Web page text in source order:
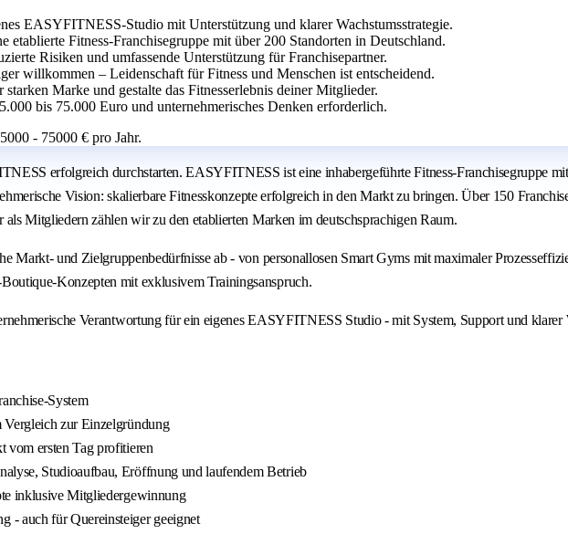
EASYFITNESS-Studio mit Unterstützung und klarer Wachstumsstrategie.
etablierte Fitness-Franchisegruppe mit über 200 Standorten in Deutschland.
Risiken und umfassende Unterstützung für Franchisepartner.
willkommen – Leidenschaft für Fitness und Menschen ist entscheidend.
starken Marke und gestalte das Fitnesserlebnis deiner Mitglieder.
bis 75.000 Euro und unternehmerisches Denken erforderlich.
- 75000 € pro Jahr.
erfolgreich durchstarten. EASYFITNESS ist eine inhabergeführte Fitness-Franchisegruppe
Vision: skalierbare Fitnesskonzepte erfolgreich in den Markt zu bringen. Über 150
Mitgliedern zählen wir zu den etablierten Marken im deutschsprachigen Raum.
Markt- und Zielgruppenbedürfnisse ab - von personallosen Smart Gyms mit maximaler
Konzepten mit exklusivem Trainingsanspruch.
Verantwortung für ein eigenes EASYFITNESS Studio - mit System, Support und klarer
System
Vergleich zur Einzelgründung
vom ersten Tag profitieren
Studioaufbau, Eröffnung und laufendem Betrieb
inklusive Mitgliedergewinnung
- auch für Quereinsteiger geeignet